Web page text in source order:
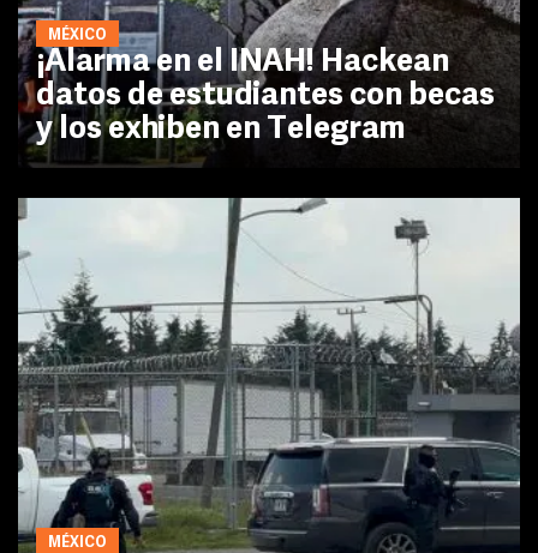
MÉXICO
¡Alarma en el INAH! Hackean
datos de estudiantes con becas
y los exhiben en Telegram
MÉXICO